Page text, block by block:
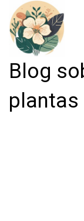
Blog
plantas